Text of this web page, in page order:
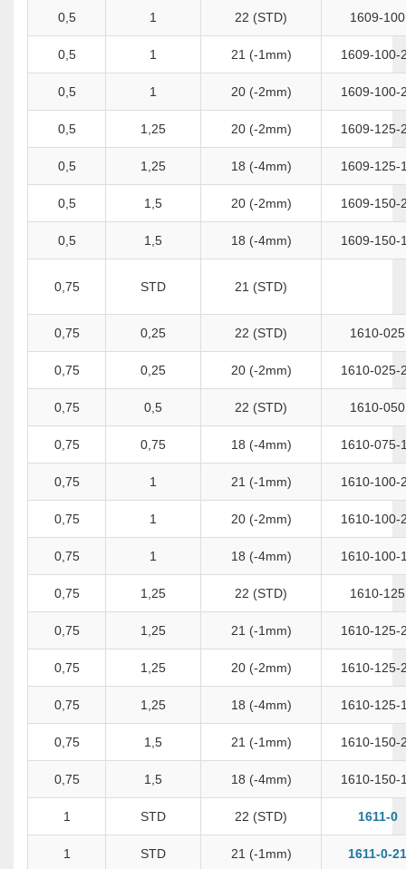
0,5 1 22 (STD) 1609-100
0,5 1 21 (-1mm) 1609-100-
0,5 1 20 (-2mm) 1609-100-
0,5 1,25 20 (-2mm) 1609-125-
0,5 1,25 18 (-4mm) 1609-125-
0,5 1,5 20 (-2mm) 1609-150-
0,5 1,5 18 (-4mm) 1609-150-
0,75 STD 21 (STD)
0,75 0,25 22 (STD) 1610-025
0,75 0,25 20 (-2mm) 1610-025-
0,75 0,5 22 (STD) 1610-050
0,75 0,75 18 (-4mm) 1610-075-
0,75 1 21 (-1mm) 1610-100-
0,75 1 20 (-2mm) 1610-100-
0,75 1 18 (-4mm) 1610-100-
0,75 1,25 22 (STD) 1610-125
0,75 1,25 21 (-1mm) 1610-125-
0,75 1,25 20 (-2mm) 1610-125-
0,75 1,25 18 (-4mm) 1610-125-
0,75 1,5 21 (-1mm) 1610-150-
0,75 1,5 18 (-4mm) 1610-150-
1 STD 22 (STD) 1611-0
1 STD 21 (-1mm) 1611-0-21